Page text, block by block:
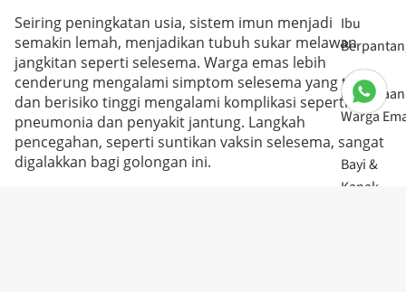
Ibu
Penjagaan
Warga
Bayi &
Kanak-
Seiring peningkatan usia, sistem imun menjadi
semakin lemah, menjadikan tubuh sukar melawan
jangkitan seperti selesema. Warga emas lebih
cenderung mengalami simptom selesema yang teruk
dan berisiko tinggi mengalami komplikasi seperti
pneumonia dan penyakit jantung. Langkah
pencegahan, seperti suntikan vaksin selesema, sangat
digalakkan bagi golongan ini.